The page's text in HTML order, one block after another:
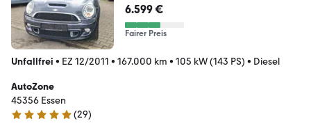
6.599 €
Fairer Preis
Unfallfrei • EZ 12/2011 • 167.000 km • 105 kW (143 PS) • Diesel
AutoZone
45356 Essen
5 Sterne
(29)